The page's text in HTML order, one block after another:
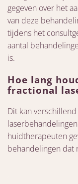
gegeven over het
van deze
tijdens het
aantal
is.
Hoe lang
fractional
Dit kan
huidtherapeuten
behandelingen dat